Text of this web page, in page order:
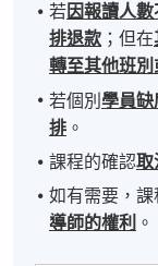
若因報讀人
排退款 ；但在
轉至其他班別
若個別學員缺
排 。
課程的確認取
如有需要，課
導師的權利 。